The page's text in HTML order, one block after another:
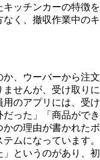
ッチンカーの特徴を
く、撤収作業中のキ
、ウーバーから注文
せんが、受け取りに
のアプリには、受け
った」「商品ができ
の理由が書かれたボ
ムになっています。
というのがあり、初